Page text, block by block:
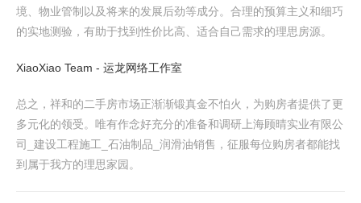
境、物业管制以及将来的发展后劲等成分。合理的预算主义和细巧
的实地测验，有助于找到性价比高、适合自己需求的理思房源。
XiaoXiao Team - 运龙网络工作室
总之，祥和的二手房市场正渐渐锻真金不怕火，为购房者提供了更
多元化的领受。唯有作念好充分的准备和调研上海顾晴实业有限公
司_建设工程施工_石油制品_润滑油销售，征服每位购房者都能找
到属于我方的理思家园。